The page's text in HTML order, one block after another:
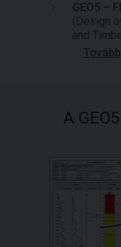
GEO5 –
(Design
and
A